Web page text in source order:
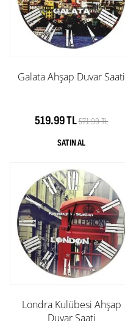
Galata Ahşap Duvar Saati
519.99 TL571.99 TL
Londra Kulübesi Ahşap
Duvar Saati